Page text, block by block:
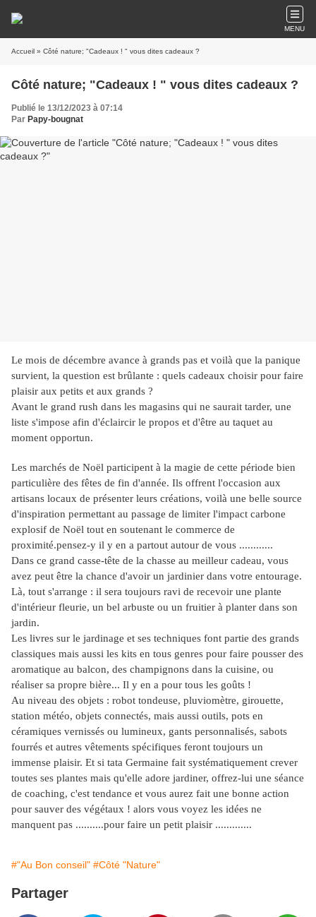
MENU
Accueil » Côté nature; "Cadeaux ! " vous dites cadeaux ?
Côté nature; "Cadeaux ! " vous dites cadeaux ?
Publié le 13/12/2023 à 07:14
Par Papy-bougnat
Le mois de décembre avance à grands pas et voilà que la panique
survient, la question est brûlante : quels cadeaux choisir pour faire
plaisir aux petits et aux grands ?
Avant le grand rush dans les magasins qui ne saurait tarder, une
liste s'impose afin d'éclaircir le propos et d'être au taquet au
moment opportun.
Les marchés de Noël participent à la magie de cette période bien
particulière des fêtes de fin d'année. Ils offrent l'occasion aux
artisans locaux de présenter leurs créations, voilà une belle source
d'inspiration permettant au passage de limiter l'impact carbone
explosif de Noël tout en soutenant le commerce de
proximité.pensez-y il y en a partout autour de vous ............
Dans ce grand casse-tête de la chasse au meilleur cadeau, vous
avez peut être la chance d'avoir un jardinier dans votre entourage.
Là, tout s'arrange : il sera toujours ravi de recevoir une plante
d'intérieur fleurie, un bel arbuste ou un fruitier à planter dans son
jardin.
Les livres sur le jardinage et ses techniques font partie des grands
classiques mais aussi les kits en tous genres pour faire pousser des
aromatique au balcon, des champignons dans la cuisine, ou
réaliser sa propre bière... Il y en a pour tous les goûts !
Au niveau des objets : robot tondeuse, pluviomètre, girouette,
station météo, objets connectés, mais aussi outils, pots en
céramiques vernissés ou lumineux, gants personnalisés, sabots
fourrés et autres vêtements spécifiques feront toujours un
immense plaisir. Et si tata Germaine fait systématiquement crever
toutes ses plantes mais qu'elle adore jardiner, offrez-lui une séance
de coaching, c'est tendance et vous aurez fait une bonne action
pour sauver des végétaux ! alors vous voyez les idées ne
manquent pas ..........pour faire un petit plaisir .............
#"Au Bon conseil" #Côté "Nature"
Partager